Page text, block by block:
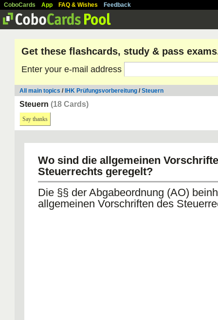
CoboCards App FAQ & Wishes Feedback
Get these flashcards, study & pass
Enter your e-mail address
All main topics / IHK Prüfungsvorbereitung /Steuern
Steuern (18 Cards)
Say thanks
Wo sind die allgemeinen
Steuerrechts geregelt?
Die §§ der Abgabeordnung (AO)
allgemeinen Vorschriften des